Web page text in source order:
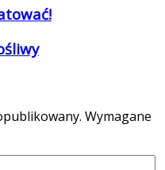
Wymagane